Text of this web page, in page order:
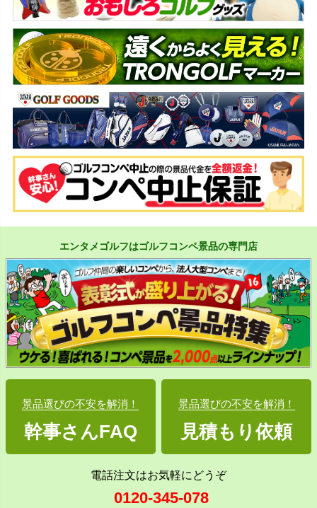
エンタメゴルフはゴルフコンペ景品の専門店
景品選びの不安を解消！
幹事さんFAQ
景品選びの不安を解消！
見積もり依頼
電話注文はお気軽にどうぞ
0120-345-078